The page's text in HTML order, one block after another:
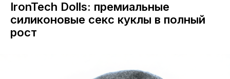
IronTech Dolls: премиальные
силиконовые секс куклы в полный
рост